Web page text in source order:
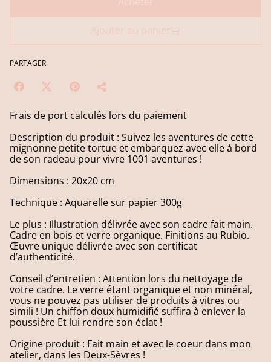
PARTAGER
Frais de port calculés lors du paiement
Description du produit : Suivez les aventures de cette
mignonne petite tortue et embarquez avec elle à bord
de son radeau pour vivre 1001 aventures !
Dimensions : 20x20 cm
Technique : Aquarelle sur papier 300g
Le plus : Illustration délivrée avec son cadre fait main.
Cadre en bois et verre organique. Finitions au Rubio.
Œuvre unique délivrée avec son certificat
d’authenticité.
Conseil d’entretien : Attention lors du nettoyage de
votre cadre. Le verre étant organique et non minéral,
vous ne pouvez pas utiliser de produits à vitres ou
simili ! Un chiffon doux humidifié suffira à enlever la
poussière Et lui rendre son éclat !
Origine produit : Fait main et avec le coeur dans mon
atelier, dans les Deux-Sèvres !